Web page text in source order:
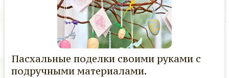
Пасхальные поделки своими руками с
подручными материалами.